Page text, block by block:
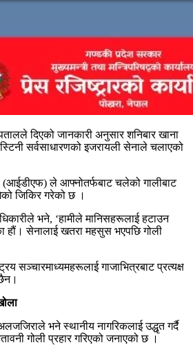
दिएको जानकारी अनुसार शनिबार खाना
सर्वसाधारणको इजरायली सेनाले चलाएको
(आईडीएफ) ले आफ्नोतर्फबाट चलेको गालीबाट
जिकिर गरेको छ ।
भने, ‘हामीले मानिसहरूलाई हटाउन
हौं। सेनालाई खतरा महसुस भएपछि गोली
सञ्चारमाध्यमहरूलाई गाजाभित्रबाट प्रत्यक्ष
भने स्थानीय नागरिकलाई उद्धृत गर्दै
गोली प्रहार गरिएको जनाएको छ ।